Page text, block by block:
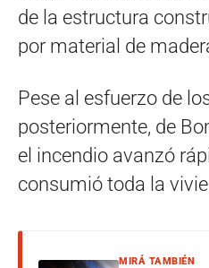
de la estructura
por material de
Pese al esfuerzo de
posteriormente, de
el incendio avanzó
consumió toda la
MIRÁ TAMBIÉN